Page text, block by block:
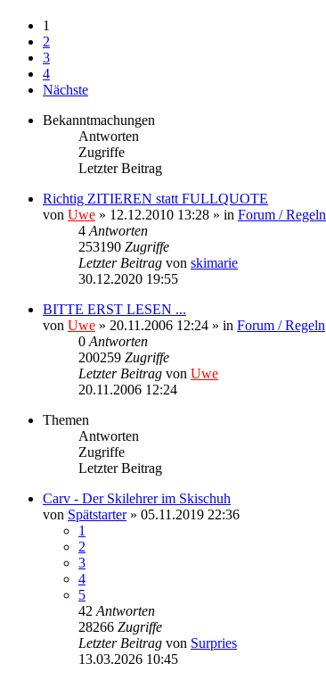
1
2
3
4
Nächste
Bekanntmachungen
Antworten
Zugriffe
Letzter Beitrag
Richtig ZITIEREN statt FULLQUOTE
von Uwe » 12.12.2010 13:28 » in Forum / Regeln
4 Antworten
253190 Zugriffe
Letzter Beitrag von skimarie
30.12.2020 19:55
BITTE ERST LESEN ...
von Uwe » 20.11.2006 12:24 » in Forum / Regeln
0 Antworten
200259 Zugriffe
Letzter Beitrag von Uwe
20.11.2006 12:24
Themen
Antworten
Zugriffe
Letzter Beitrag
Carv - Der Skilehrer im Skischuh
von Spätstarter» 05.11.2019 22:36
1
2
3
4
5
42 Antworten
28266 Zugriffe
Letzter Beitrag von Surpries
13.03.2026 10:45